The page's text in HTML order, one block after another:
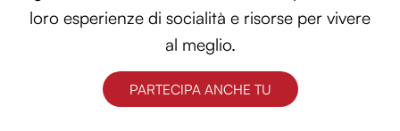
loro esperienze di socialità e risorse per vivere
al meglio.
PARTECIPA ANCHE TU